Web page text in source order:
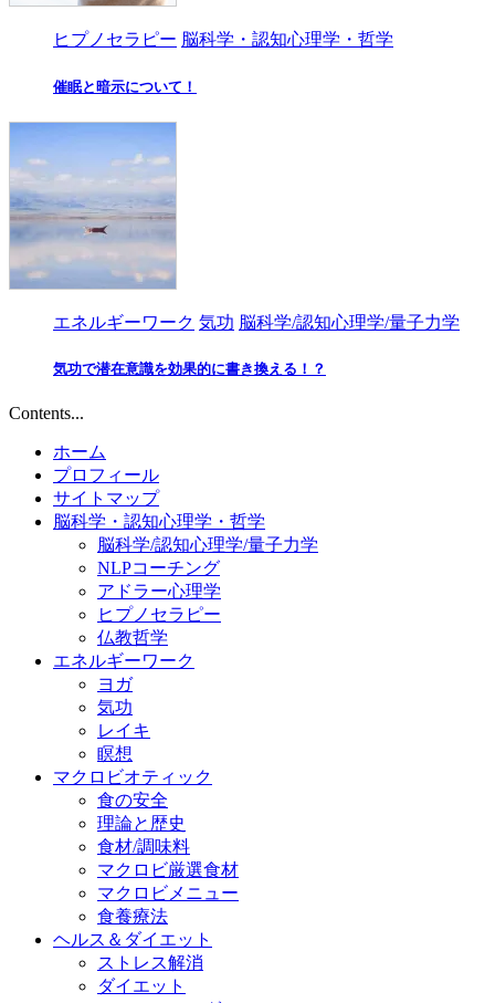
ヒプノセラピー 脳科学・認知心理学・哲学
催眠と暗示について！
エネルギーワーク 気功 脳科学/認知心理学/量子力学
気功で潜在意識を効果的に書き換える！？
Contents...
ホーム
プロフィール
サイトマップ
脳科学・認知心理学・哲学
脳科学/認知心理学/量子力学
NLPコーチング
アドラー心理学
ヒプノセラピー
仏教哲学
エネルギーワーク
ヨガ
気功
レイキ
瞑想
マクロビオティック
食の安全
理論と歴史
食材/調味料
マクロビ厳選食材
マクロビメニュー
食養療法
ヘルス＆ダイエット
ストレス解消
ダイエット